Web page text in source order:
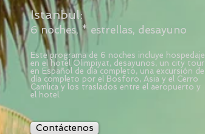
Istanbul:
6 noches, * estrellas, desayuno
Este programa de 6 noches incluye hospedaje
en el hotel Olimpiyat, desayunos, un city tour
en Español de día completo, una excursión de
día completo por el Bosforo, Asia y el Cerro
Camlica y los traslados entre el aeropuerto y
el hotel.
Contáctenos